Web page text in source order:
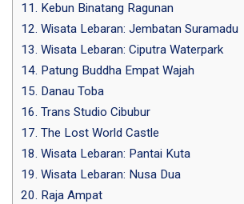
11. Kebun Binatang Ragunan
12. Wisata Lebaran: Jembatan Suramadu
13. Wisata Lebaran: Ciputra Waterpark
14. Patung Buddha Empat Wajah
15. Danau Toba
16. Trans Studio Cibubur
17. The Lost World Castle
18. Wisata Lebaran: Pantai Kuta
19. Wisata Lebaran: Nusa Dua
20. Raja Ampat